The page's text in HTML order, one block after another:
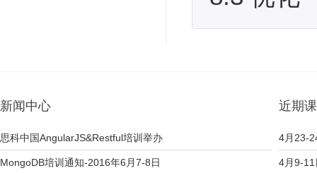
新闻中心
思科中国AngularJS&Restful培训举办
MongoDB培训通知-2016年6月7-8日
近期
4月23-
4月9-11